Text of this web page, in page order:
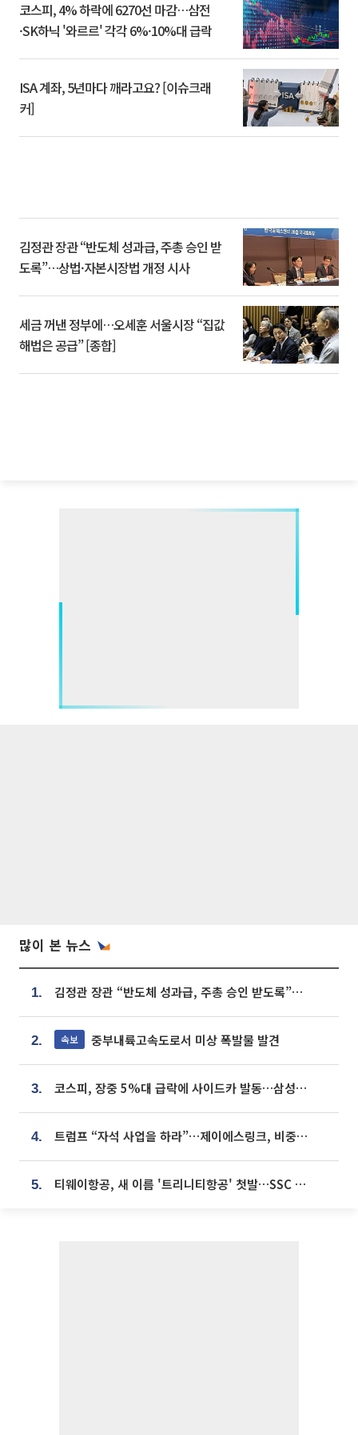
코스피, 4% 하락에 6270선 마감…삼전
·SK하닉 '와르르' 각각 6%·10%대 급락
ISA 계좌, 5년마다 깨라고요? [이슈크래
커]
김정관 장관 “반도체 성과급, 주총 승인 받
도록”…상법·자본시장법 개정 시사
세금 꺼낸 정부에…오세훈 서울시장 “집값
해법은 공급” [종합]
많이 본 뉴스
1. 김정관 장관 “반도체 성과급, 주총 승인 받도록”…상법·자본시장법 개정 시사
2. 속보 중부내륙고속도로서 미상 폭발물 발견
3. 코스피, 장중 5%대 급락에 사이드카 발동…삼성·SK 동반 폭락
4. 트럼프 “자석 사업을 하라”…제이에스링크, 비중국 영구자석 공급망 구축 속도
5. 티웨이항공, 새 이름 '트리니티항공' 첫발…SSC 전략 본격화